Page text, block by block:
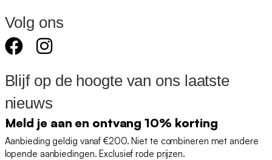
Volg ons
Blijf op de hoogte van ons laatste
nieuws
Meld je aan en ontvang 10% korting
Aanbieding geldig vanaf €200. Niet te combineren met andere
lopende aanbiedingen. Exclusief rode prijzen.